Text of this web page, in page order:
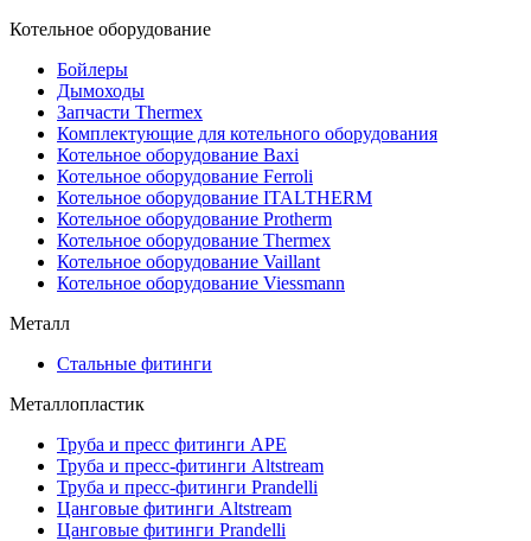
Котельное оборудование
Бойлеры
Дымоходы
Запчасти Thermex
Комплектующие для котельного оборудования
Котельное оборудование Baxi
Котельное оборудование Ferroli
Котельное оборудование ITALTHERM
Котельное оборудование Protherm
Котельное оборудование Thermex
Котельное оборудование Vaillant
Котельное оборудование Viessmann
Металл
Стальные фитинги
Металлопластик
Труба и пресс фитинги APE
Труба и пресс-фитинги Altstream
Труба и пресс-фитинги Prandelli
Цанговые фитинги Altstream
Цанговые фитинги Prandelli